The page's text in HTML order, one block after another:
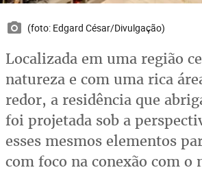
(foto: Edgard César/Divulgação)
Localizada em uma região
natureza e com uma rica
redor, a residência que
foi projetada sob a
esses mesmos elementos
com foco na conexão com o